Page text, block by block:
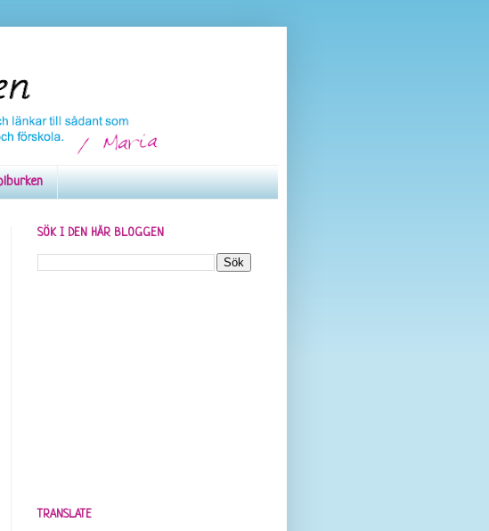
SÖK I DEN HÄR BLOGGEN
TRANSLATE